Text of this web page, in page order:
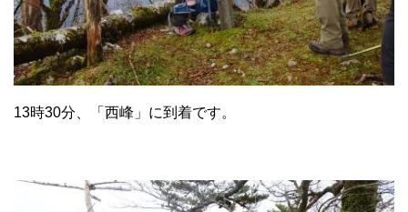
13時30分、「西峰」に到着です。